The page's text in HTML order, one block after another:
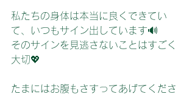
私たちの身体は本当に良くできてい
て、いつもサイン出しています🔊
そのサインを見逃さないことはすごく
大切💖
たまにはお腹もさすってあげてくださ